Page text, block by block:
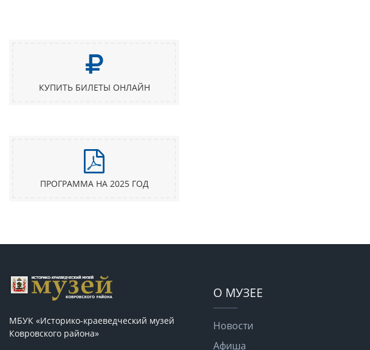
КУПИТЬ БИЛЕТЫ ОНЛАЙН
ПРОГРАММА НА 2025 ГОД
МБУК «Историко-краеведческий музей
Ковровского района»
О МУЗЕЕ
Новости
Афиша